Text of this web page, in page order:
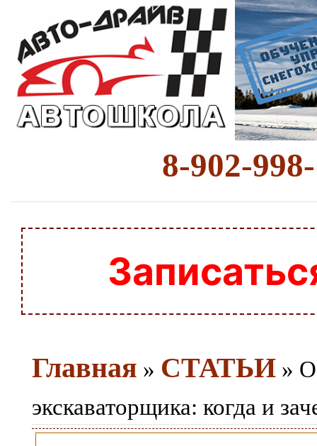
8-902-
Главная » СТАТЬИ »
экскаваторщика: когда и